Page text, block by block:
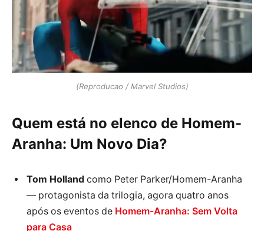
(Reproducao / Marvel Studios)
Quem está no elenco de Homem-
Aranha: Um Novo Dia?
Tom Holland como Peter Parker/Homem-Aranha
— protagonista da trilogia, agora quatro anos
após os eventos de Homem-Aranha: Sem Volta
para Casa